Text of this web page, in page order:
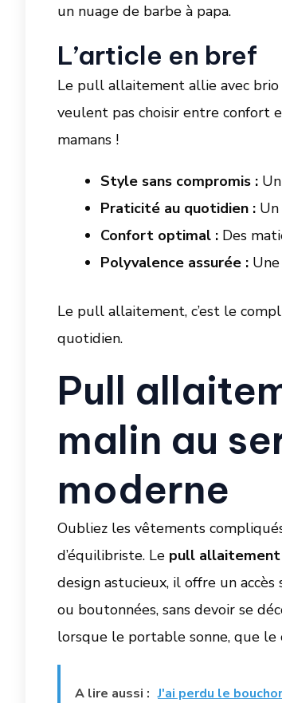
un nuage de barbe à papa.
L’article en bref
Le pull allaitement allie avec
veulent pas choisir entre confort
mamans !
Style sans compromis :
Praticité au quotidien :
Confort optimal : Des
Polyvalence assurée :
Le pull allaitement, c’est le
quotidien.
Pull
malin au
moderne
Oubliez les vêtements
d’équilibriste. Le pull allaitement
design astucieux, il offre un
ou boutonnées, sans devoir se
lorsque le portable sonne, que le
A lire aussi : J'ai perdu le